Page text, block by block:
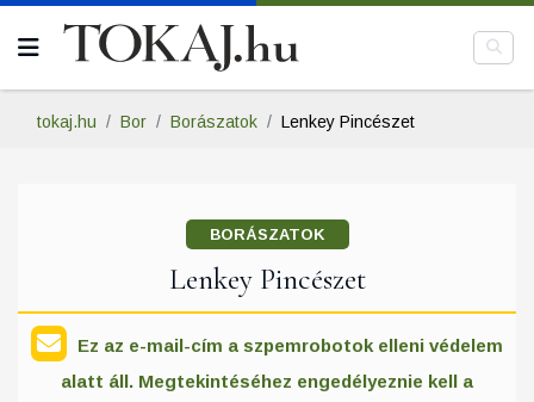
tokaj.hu Bor Borászatok Lenkey Pincészet
BORÁSZATOK
Lenkey Pincészet
Ez az e-mail-cím a szpemrobotok elleni védelem
alatt áll. Megtekintéséhez engedélyeznie kell a